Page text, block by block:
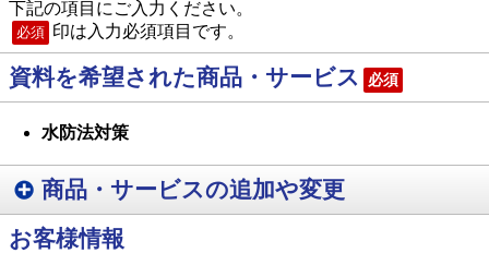
下記の項目にご入力ください。
必須 印は入力必須項目です。
資料を希望された商品・サービス 必須
水防法対策
お客様情報